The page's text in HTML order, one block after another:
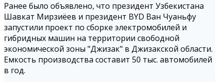
Ранее было объявлено, что президент Узбекистана
Шавкат Мирзиёев и президент BYD Ван Чуаньфу
запустили проект по сборке электромобилей и
гибридных машин на территории свободной
экономической зоны "Джизак" в Джизакской области.
Емкость производства составит 50 тыс. автомобилей
в год.